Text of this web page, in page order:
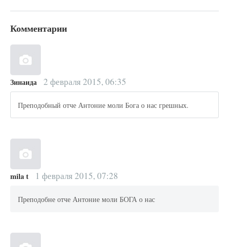
Комментарии
Зинаида 2 февраля 2015, 06:35
Преподобный отче Антоние моли Бога о нас грешных.
mila t 1 февраля 2015, 07:28
Преподобне отче Антоние моли БОГА о нас